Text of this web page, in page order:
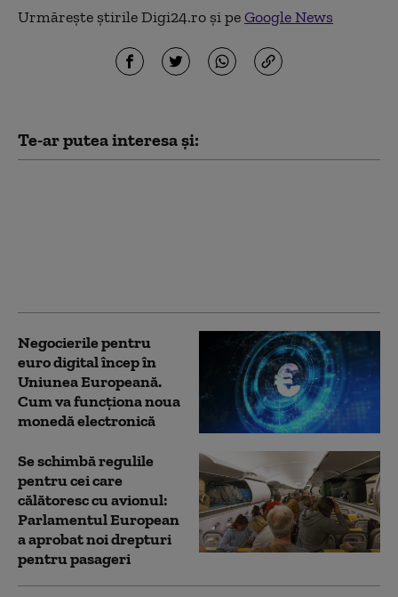
Urmărește știrile Digi24.ro și peGoogle News
Te-ar putea interesa și:
Negocierile pentru
euro digital încep în
Uniunea Europeană.
Cum va funcţiona noua
monedă electronică
Se schimbă regulile
pentru cei care
călătoresc cu avionul:
Parlamentul European
a aprobat noi drepturi
pentru pasageri